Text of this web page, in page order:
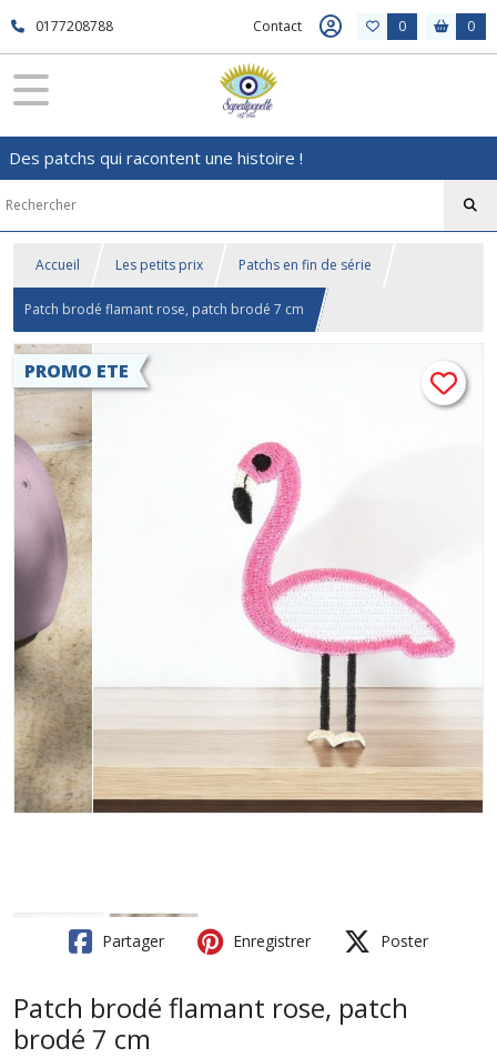
0177208788 Contact 0 0
Des patchs qui racontent une histoire !
Accueil Les petits prix Patchs en fin de série
Patch brodé flamant rose, patch brodé 7 cm
PROMO ETE
Partager Enregistrer Poster
Patch brodé flamant rose, patch
brodé 7 cm